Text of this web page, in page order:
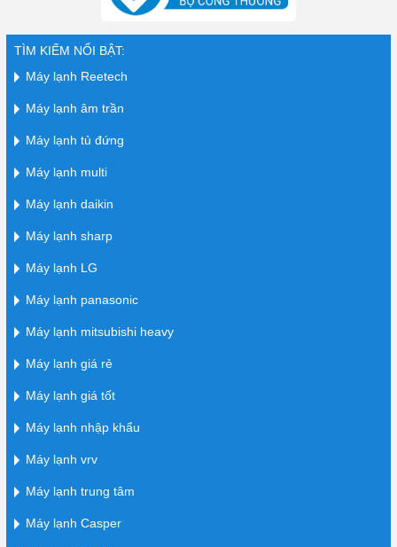
TÌM KIẾM NỔI BẬT:
Máy lạnh Reetech
Máy lạnh âm trần
Máy lạnh tủ đứng
Máy lạnh multi
Máy lạnh daikin
Máy lạnh sharp
Máy lạnh LG
Máy lạnh panasonic
Máy lạnh mitsubishi heavy
Máy lạnh giá rẻ
Máy lạnh giá tốt
Máy lạnh nhập khẩu
Máy lạnh vrv
Máy lạnh trung tâm
Máy lạnh Casper